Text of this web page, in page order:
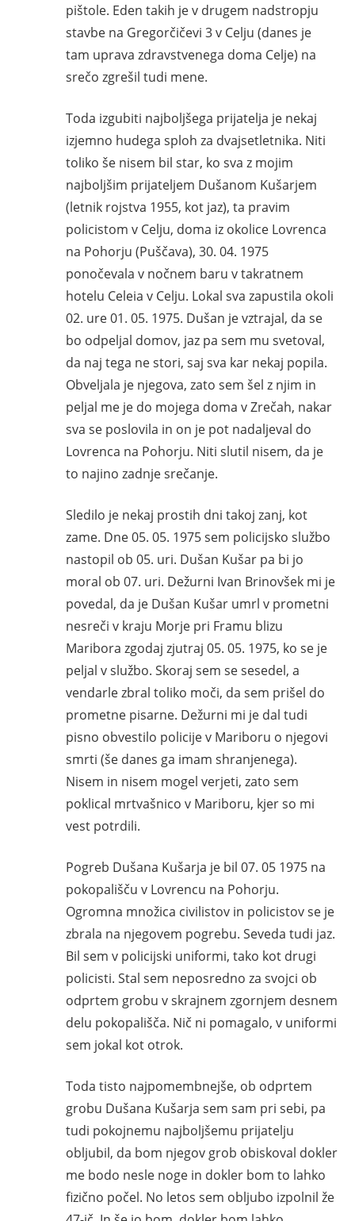
pištole. Eden takih je v drugem nadstropju
stavbe na Gregorčičevi 3 v Celju (danes je
tam uprava zdravstvenega doma Celje) na
srečo zgrešil tudi mene.
Toda izgubiti najboljšega prijatelja je nekaj
izjemno hudega sploh za dvajsetletnika. Niti
toliko še nisem bil star, ko sva z mojim
najboljšim prijateljem Dušanom Kušarjem
(letnik rojstva 1955, kot jaz), ta pravim
policistom v Celju, doma iz okolice Lovrenca
na Pohorju (Puščava), 30. 04. 1975
ponočevala v nočnem baru v takratnem
hotelu Celeia v Celju. Lokal sva zapustila okoli
02. ure 01. 05. 1975. Dušan je vztrajal, da se
bo odpeljal domov, jaz pa sem mu svetoval,
da naj tega ne stori, saj sva kar nekaj popila.
Obveljala je njegova, zato sem šel z njim in
peljal me je do mojega doma v Zrečah, nakar
sva se poslovila in on je pot nadaljeval do
Lovrenca na Pohorju. Niti slutil nisem, da je
to najino zadnje srečanje.
Sledilo je nekaj prostih dni takoj zanj, kot
zame. Dne 05. 05. 1975 sem policijsko službo
nastopil ob 05. uri. Dušan Kušar pa bi jo
moral ob 07. uri. Dežurni Ivan Brinovšek mi je
povedal, da je Dušan Kušar umrl v prometni
nesreči v kraju Morje pri Framu blizu
Maribora zgodaj zjutraj 05. 05. 1975, ko se je
peljal v službo. Skoraj sem se sesedel, a
vendarle zbral toliko moči, da sem prišel do
prometne pisarne. Dežurni mi je dal tudi
pisno obvestilo policije v Mariboru o njegovi
smrti (še danes ga imam shranjenega).
Nisem in nisem mogel verjeti, zato sem
poklical mrtvašnico v Mariboru, kjer so mi
vest potrdili.
Pogreb Dušana Kušarja je bil 07. 05 1975 na
pokopališču v Lovrencu na Pohorju.
Ogromna množica civilistov in policistov se je
zbrala na njegovem pogrebu. Seveda tudi jaz.
Bil sem v policijski uniformi, tako kot drugi
policisti. Stal sem neposredno za svojci ob
odprtem grobu v skrajnem zgornjem desnem
delu pokopališča. Nič ni pomagalo, v uniformi
sem jokal kot otrok.
Toda tisto najpomembnejše, ob odprtem
grobu Dušana Kušarja sem sam pri sebi, pa
tudi pokojnemu najboljšemu prijatelju
obljubil, da bom njegov grob obiskoval dokler
me bodo nesle noge in dokler bom to lahko
fizično počel. No letos sem obljubo izpolnil že